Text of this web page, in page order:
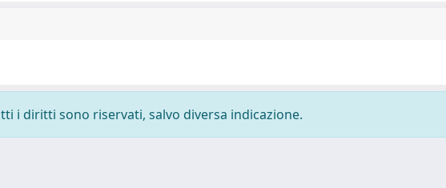
i diritti sono riservati, salvo diversa indicazione.